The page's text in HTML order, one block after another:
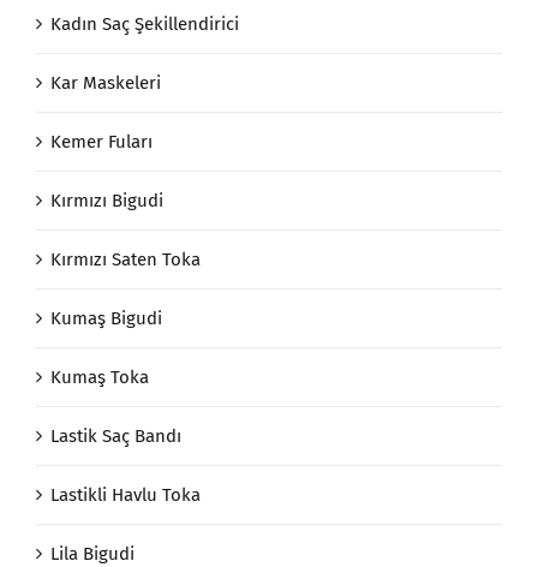
Kadın Saç Şekillendirici
Kar Maskeleri
Kemer Fuları
Kırmızı Bigudi
Kırmızı Saten Toka
Kumaş Bigudi
Kumaş Toka
Lastik Saç Bandı
Lastikli Havlu Toka
Lila Bigudi